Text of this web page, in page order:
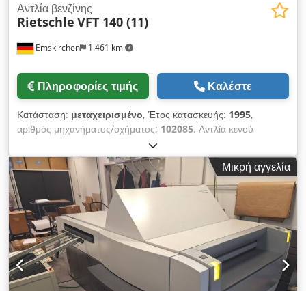
Emskirchen 1.461 km
Αντλία βενζίνης
Rietschle VFT 140 (11)
Πληροφορίες τιμής Καλέστε
Κατάσταση: μεταχειρισμένο, Έτος κατασκευής: 1995,
αριθμός μηχανήματος/οχήματος: 102085, Αντλία κενού
Rietschle VFT 140 (11)Baujahr / Year 1995 - Serial-No.
102085-1113 Enddruck / Πίεση 100mbar Χωρητικότητα κενού
50HZ=140/60HZ=168 m3/h Χωρητικότητα 1450 / 170 λεπτά
Cjdpfx Abeh Eg Tqolsha Επιθεώρηση μέσω Skype-Video-
Inspection μέσω Skype-Video Θα χαρούμε πολύ με την
επίσκεψή σας - περισσότερα μηχανήματα σε απόθεμα
Διαθέσιμο άμεσα - Μπορεί να επιθεωρηθεί Σε απόθεμα
Emskirchen / Νυρεμβέργη - Μπορεί να ελεγχθεί
Μικρή αγγελία